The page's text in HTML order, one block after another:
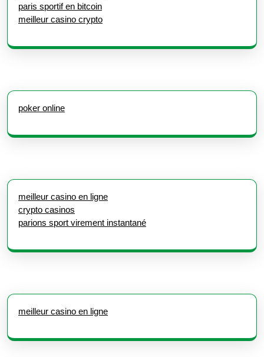
paris sportif en bitcoin
meilleur casino crypto
poker online
meilleur casino en ligne
crypto casinos
parions sport virement instantané
meilleur casino en ligne